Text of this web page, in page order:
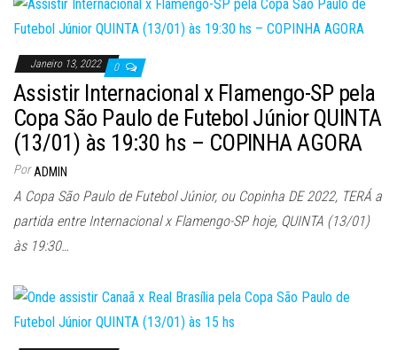
Janeiro 13, 2022 0
Assistir Internacional x Flamengo-SP pela
Copa São Paulo de Futebol Júnior QUINTA
(13/01) às 19:30 hs – COPINHA AGORA
Por ADMIN
A Copa São Paulo de Futebol Júnior, ou Copinha DE 2022, TERÁ a
partida entre Internacional x Flamengo-SP hoje, QUINTA (13/01)
às 19:30…